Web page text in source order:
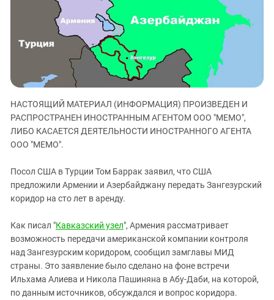
КАВКАЗ ЗА ПАЛЕСТИНУ
ИНАКОМЫСЛИЕ В ЧЕЧНЕ
ПРЕСЛЕДОВАНИЕ АКТИВИСТОВ
МОБИЛИЗАЦИЯ И ПРОТЕСТЫ
Ингушетия
Кабардино-Балкария
Карачаево-Черкесия
Краснодарский край
Российская Федерация
Северная Осетия - Алания
СКФО
Чечня
Южная Осетия
Южный Кавказ
ЮФО
НАСТОЯЩИЙ МАТЕРИАЛ (ИНФОРМАЦИЯ) ПРОИЗВЕДЕН И
РАСПРОСТРАНЕН ИНОСТРАННЫМ АГЕНТОМ ООО "МЕМО",
ЛИБО КАСАЕТСЯ ДЕЯТЕЛЬНОСТИ ИНОСТРАННОГО АГЕНТА
ООО "МЕМО".
Посол США в Турции Том Баррак заявил, что США
предложили Армении и Азербайджану передать Зангезурский
коридор на сто лет в аренду.
Как писал "Кавказский узел", Армения рассматривает
возможность передачи американской компании контроля
над Зангезурским коридором, сообщил замглавы МИД
страны. Это заявление было сделано на фоне встречи
Ильхама Алиева и Никола Пашиняна в Абу-Даби, на которой,
по данным источников, обсуждался и вопрос коридора.